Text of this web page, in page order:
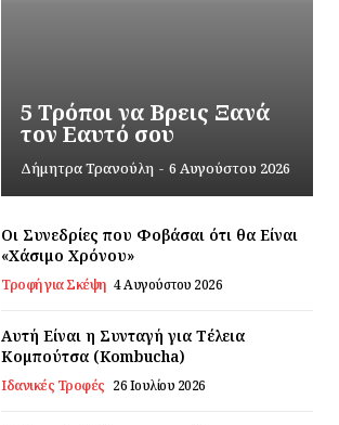
5 Τρόποι να Βρεις Ξανά
τον Εαυτό σου
Δήμητρα Τρανούλη - 6 Αυγούστου 2026
Οι Συνεδρίες που Φοβάσαι ότι θα Είναι
«Χάσιμο Χρόνου»
Τροφή για Σκέψη 4 Αυγούστου 2026
Αυτή Είναι η Συνταγή για Τέλεια
Κομπούτσα (Kombucha)
Ιδανικές Τροφές 26 Ιουλίου 2026